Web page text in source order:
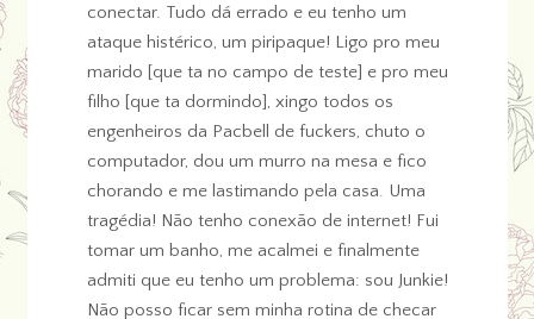
conectar. Tudo dá errado e eu tenho um
ataque histérico, um piripaque! Ligo pro meu
marido [que ta no campo de teste] e pro meu
filho [que ta dormindo], xingo todos os
engenheiros da Pacbell de fuckers, chuto o
computador, dou um murro na mesa e fico
chorando e me lastimando pela casa. Uma
tragédia! Não tenho conexão de internet! Fui
tomar um banho, me acalmei e finalmente
admiti que eu tenho um problema: sou Junkie!
Não posso ficar sem minha rotina de checar